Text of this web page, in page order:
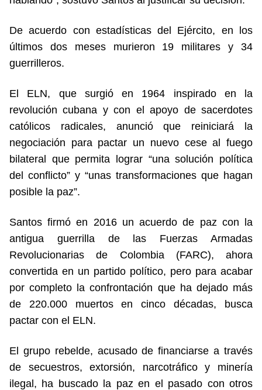
De acuerdo con estadísticas del Ejército, en los
últimos dos meses murieron 19 militares y 34
guerrilleros.
El ELN, que surgió en 1964 inspirado en la
revolución cubana y con el apoyo de sacerdotes
católicos radicales, anunció que reiniciará la
negociación para pactar un nuevo cese al fuego
bilateral que permita lograr “una solución política
del conflicto” y “unas transformaciones que hagan
posible la paz”.
Santos firmó en 2016 un acuerdo de paz con la
antigua guerrilla de las Fuerzas Armadas
Revolucionarias de Colombia (FARC), ahora
convertida en un partido político, pero para acabar
por completo la confrontación que ha dejado más
de 220.000 muertos en cinco décadas, busca
pactar con el ELN.
El grupo rebelde, acusado de financiarse a través
de secuestros, extorsión, narcotráfico y minería
ilegal, ha buscado la paz en el pasado con otros